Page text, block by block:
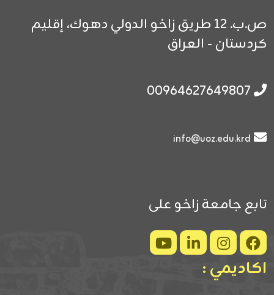
ص.ب. 12 طريق زاخو الدولي دهوك، إقليم
كردستان - العراق
00964627649807
info@uoz.edu.krd
تابع جامعة زاخو على
اكاديمي :